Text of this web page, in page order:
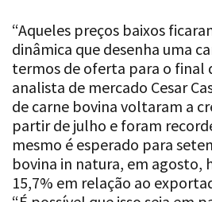
“Aqueles preços baixos
dinâmica que desenha uma
termos de oferta para o final
analista de mercado Cesar
de carne bovina voltaram a
partir de julho e foram
mesmo é esperado para
bovina in natura, em agosto,
15,7% em relação ao